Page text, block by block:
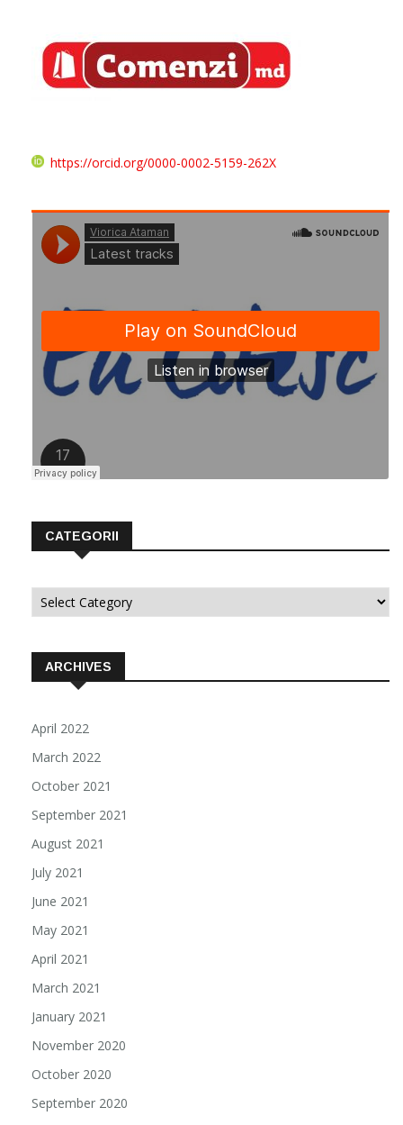
https://orcid.org/0000-0002-5159-262X
CATEGORII
Categorii
ARCHIVES
April 2022
March 2022
October 2021
September 2021
August 2021
July 2021
June 2021
May 2021
April 2021
March 2021
January 2021
November 2020
October 2020
September 2020